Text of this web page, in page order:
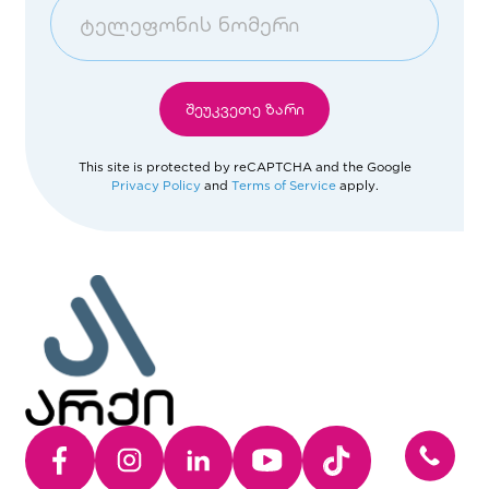
თამარაშვილის ოფისი
ისნის ჰოუმ ოფისი
ბათუმის ოფისი
საქართველო
Afghanistan
Åland Islands
Algeria
American Samoa
Andorra
შეუკვეთე ზარი
This site is protected by reCAPTCHA and the Google
Privacy Policy and Terms of Service apply.